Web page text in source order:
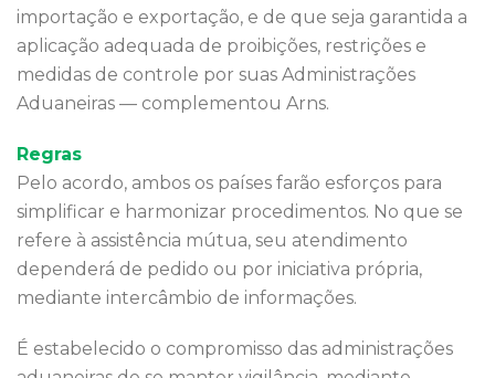
importação e exportação, e de que seja garantida a
aplicação adequada de proibições, restrições e
medidas de controle por suas Administrações
Aduaneiras — complementou Arns.
Regras
Pelo acordo, ambos os países farão esforços para
simplificar e harmonizar procedimentos. No que se
refere à assistência mútua, seu atendimento
dependerá de pedido ou por iniciativa própria,
mediante intercâmbio de informações.
É estabelecido o compromisso das administrações